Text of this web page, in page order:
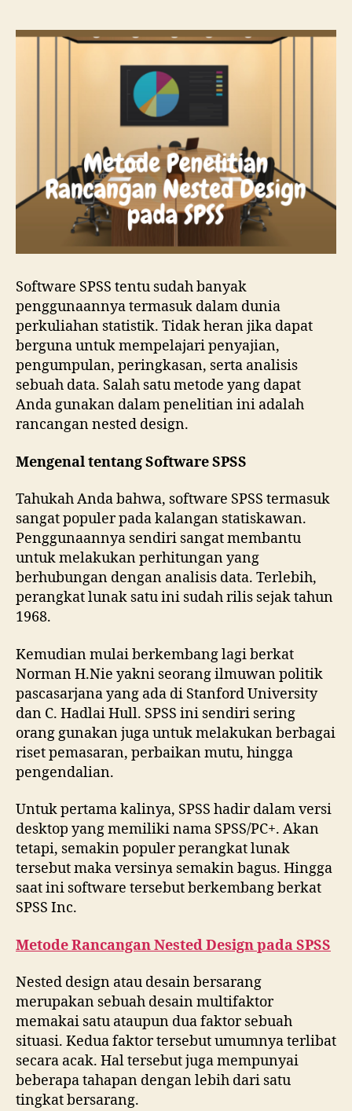
Nested
Design
Software SPSS tentu sudah banyak
penggunaannya termasuk dalam dunia
perkuliahan statistik. Tidak heran jika dapat
berguna untuk mempelajari penyajian,
pengumpulan, peringkasan, serta analisis
sebuah data. Salah satu metode yang dapat
Anda gunakan dalam penelitian ini adalah
rancangan nested design.
Mengenal tentang Software SPSS
Tahukah Anda bahwa, software SPSS termasuk
sangat populer pada kalangan statiskawan.
Penggunaannya sendiri sangat membantu
untuk melakukan perhitungan yang
berhubungan dengan analisis data. Terlebih,
perangkat lunak satu ini sudah rilis sejak tahun
1968.
Kemudian mulai berkembang lagi berkat
Norman H.Nie yakni seorang ilmuwan politik
pascasarjana yang ada di Stanford University
dan C. Hadlai Hull. SPSS ini sendiri sering
orang gunakan juga untuk melakukan berbagai
riset pemasaran, perbaikan mutu, hingga
pengendalian.
Untuk pertama kalinya, SPSS hadir dalam versi
desktop yang memiliki nama SPSS/PC+. Akan
tetapi, semakin populer perangkat lunak
tersebut maka versinya semakin bagus. Hingga
saat ini software tersebut berkembang berkat
SPSS Inc.
Metode Rancangan Nested Design pada SPSS
Nested design atau desain bersarang
merupakan sebuah desain multifaktor
memakai satu ataupun dua faktor sebuah
situasi. Kedua faktor tersebut umumnya terlibat
secara acak. Hal tersebut juga mempunyai
beberapa tahapan dengan lebih dari satu
tingkat bersarang.